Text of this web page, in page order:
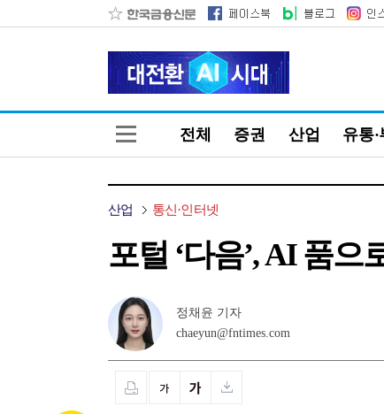
전체 증권 산업 유통
산업 통신·인터넷
포털 ‘다음’, AI 품
정채윤 기자
chaeyun@fntimes.com